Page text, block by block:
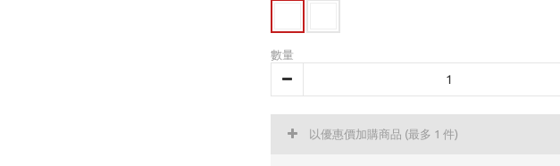
數量
以優惠價加購商品 (最多 1 件)